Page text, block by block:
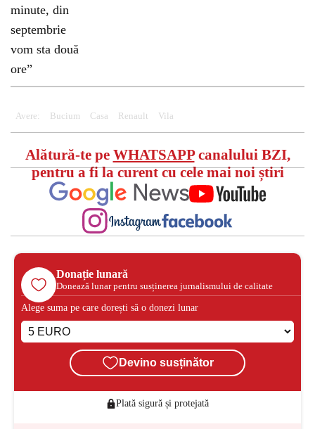
Avere: Bucium Casa Renault Vila
Alătură-te pe WHATSAPPcanalului BZI,
pentru a fi la curent cu cele mai noi știri
Donație lunară
Donează lunar pentru susținerea jurnalismului de calitate
Alege suma pe care dorești să o donezi lunar
Devino susținător
Plată sigură și protejată